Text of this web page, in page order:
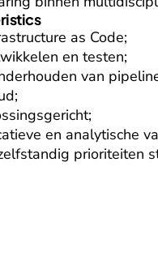
as Code;
en testen;
van
en analytische
prioriteiten